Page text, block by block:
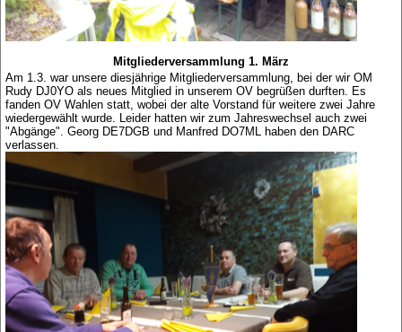
Mitgliederversammlung 1. März
Am 1.3. war unsere diesjährige Mitgliederversammlung, bei der wir OM
Rudy DJ0YO als neues Mitglied in unserem OV begrüßen durften. Es
fanden OV Wahlen statt, wobei der alte Vorstand für weitere zwei Jahre
wiedergewählt wurde. Leider hatten wir zum Jahreswechsel auch zwei
"Abgänge". Georg DE7DGB und Manfred DO7ML haben den DARC
verlassen.